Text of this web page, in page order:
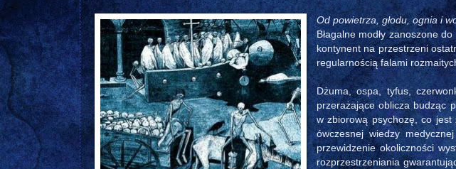
Od powietrza, głodu, ognia i
Błagalne modły zanoszone
kontynent na przestrzeni
regularnością falami
Dżuma, ospa, tyfus,
przerażające oblicza budząc
w zbiorową psychozę, co jest
ówczesnej wiedzy
przewidzenie okoliczności
rozprzestrzeniania